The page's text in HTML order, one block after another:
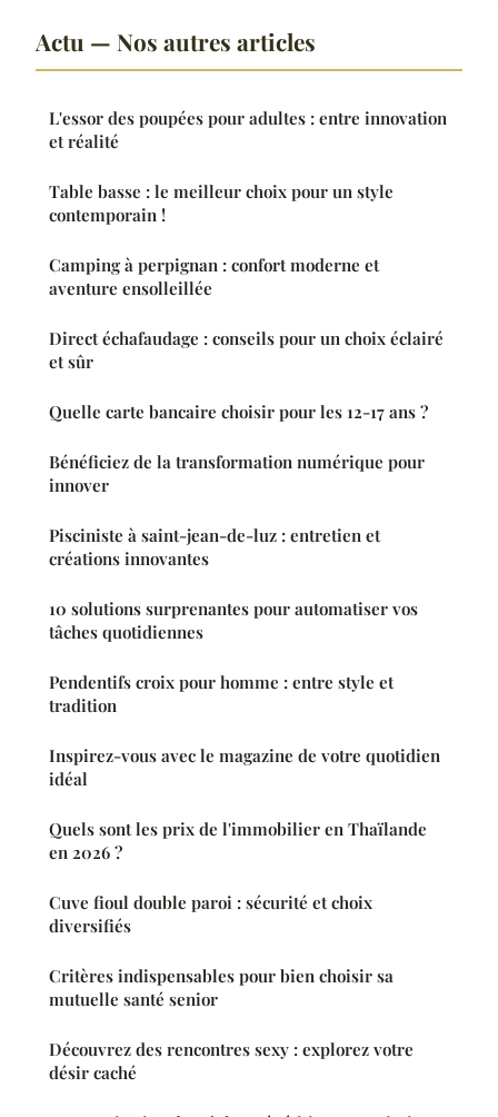
Actu — Nos autres articles
L'essor des poupées pour adultes : entre innovation
et réalité
Table basse : le meilleur choix pour un style
contemporain !
Camping à perpignan : confort moderne et
aventure ensolleillée
Direct échafaudage : conseils pour un choix éclairé
et sûr
Quelle carte bancaire choisir pour les 12-17 ans ?
Bénéficiez de la transformation numérique pour
innover
Pisciniste à saint-jean-de-luz : entretien et
créations innovantes
10 solutions surprenantes pour automatiser vos
tâches quotidiennes
Pendentifs croix pour homme : entre style et
tradition
Inspirez-vous avec le magazine de votre quotidien
idéal
Quels sont les prix de l'immobilier en Thaïlande
en 2026 ?
Cuve fioul double paroi : sécurité et choix
diversifiés
Critères indispensables pour bien choisir sa
mutuelle santé senior
Découvrez des rencontres sexy : explorez votre
désir caché